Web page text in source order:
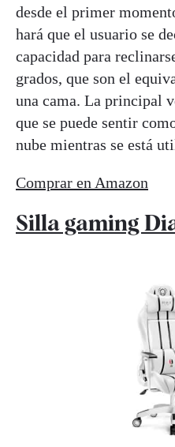
desde el primer
hará que el usuario se
capacidad para
grados, que son el
una cama. La principal
que se puede sentir
nube mientras se está
Comprar en Amazon
Silla gaming